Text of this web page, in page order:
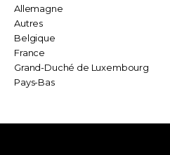
Allemagne
Autres
Belgique
France
Grand-Duché de Luxembourg
Pays-Bas